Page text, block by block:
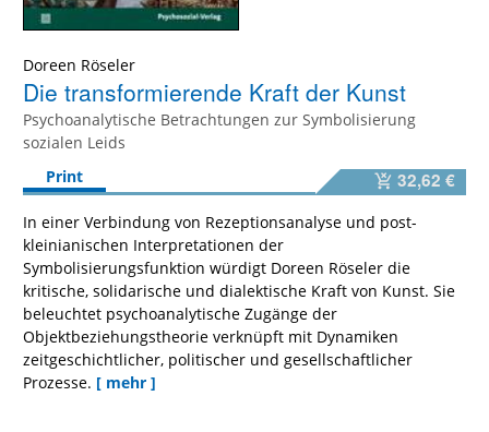
Doreen Röseler
Die transformierende Kraft der Kunst
Psychoanalytische Betrachtungen zur Symbolisierung
sozialen Leids
Print
32,62 €
In einer Verbindung von Rezeptionsanalyse und post-
kleinianischen Interpretationen der
Symbolisierungsfunktion würdigt Doreen Röseler die
kritische, solidarische und dialektische Kraft von Kunst. Sie
beleuchtet psychoanalytische Zugänge der
Objektbeziehungstheorie verknüpft mit Dynamiken
zeitgeschichtlicher, politischer und gesellschaftlicher
Prozesse. [ mehr ]